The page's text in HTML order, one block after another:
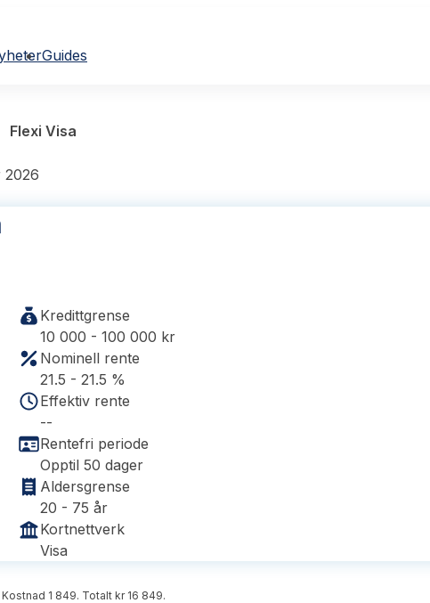
Guides
Flexi Visa
2026
Kredittgrense
10 000 - 100 000 kr
Nominell rente
21.5 - 21.5 %
Effektiv rente
--
Rentefri periode
Opptil 50 dager
Aldersgrense
20 - 75 år
Kortnettverk
Visa
1 849. Totalt kr 16 849.